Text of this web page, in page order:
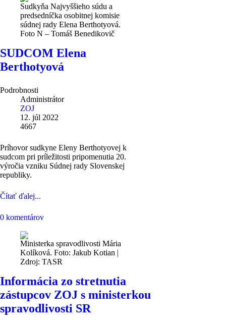
Sudkyňa Najvyššieho súdu a
predsedníčka osobitnej komisie
súdnej rady Elena Berthotyová.
Foto N – Tomáš Benedikovič
SUDCOM Elena
Berthotyová
Podrobnosti
Administrátor
ZOJ
12. júl 2022
4667
Príhovor sudkyne Eleny Berthotyovej k
sudcom pri príležitosti pripomenutia 20.
výročia vzniku Súdnej rady Slovenskej
republiky.
Čítať ďalej...
0 komentárov
Ministerka spravodlivosti Mária
Kolíková. Foto: Jakub Kotian |
Zdroj: TASR
Informácia zo stretnutia
zástupcov ZOJ s ministerkou
spravodlivosti SR